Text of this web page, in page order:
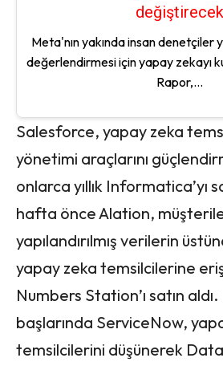
değiştirecek
Meta'nın yakında insan denetçiler
değerlendirmesi için yapay zekayı
Rapor,...
Salesforce, yapay zeka
yönetimi araçlarını
onlarca yıllık Informatica’yı
hafta önce Alation,
yapılandırılmış verilerin
yapay zeka temsilcilerine
Numbers Station’ı satın aldı.
başlarında ServiceNow,
temsilcilerini düşünerek